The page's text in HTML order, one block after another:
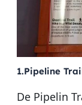
1.Pipeline
De Pipelin